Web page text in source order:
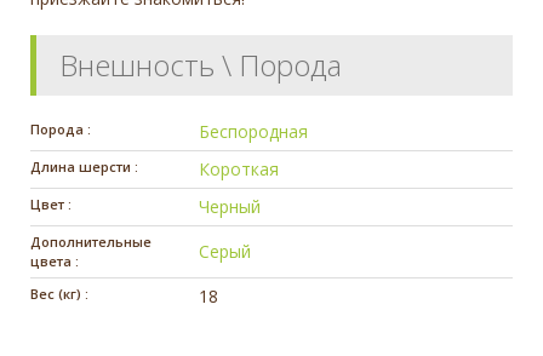
Внешность \ Порода
Порода : Беспородная
Длина шерсти : Короткая
Цвет : Черный
Дополнительные
цвета :
Серый
Вес (кг) : 18